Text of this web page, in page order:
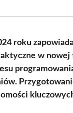
roku
w nowej